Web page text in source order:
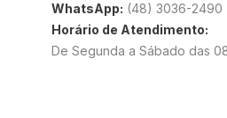
WhatsApp: (48) 3036-2490
Horário de Atendimento:
De Segunda a Sábado das